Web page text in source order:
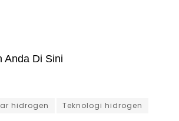
Anda Di Sini
hidrogen Teknologi hidrogen